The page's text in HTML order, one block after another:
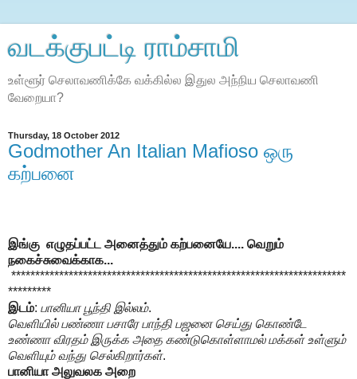
வடக்குபட்டி ராம்சாமி
உள்ளூர் செலாவணிக்கே வக்கில்ல இதுல அந்நிய செலாவணி
வேறையா?
Thursday, 18 October 2012
Godmother An Italian Mafioso ஒரு
கற்பனை
இங்கு எழுதப்பட்ட அனைத்தும் கற்பனையே.... வெறும்
நகைச்சுவைக்காக...
**********************************************************************
*********
இடம்: பானியா பூந்தி இல்லம்.
வெளியில் பண்ணா பசாரே பாந்தி பஜனை செய்து கொண்டே
உண்ணா விரதம் இருக்க அதை கண்டுகொள்ளாமல் மக்கள் உள்ளும்
வெளியும் வந்து செல்கிறார்கள்.
பானியா அலுவலக அறை